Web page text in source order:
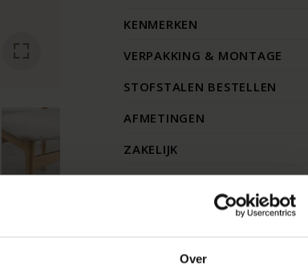
Over
KENMERKEN
VERPAKKING & MONTAGE
STOFSTALEN BESTELLEN
AFMETINGEN
ZAKELIJK
OOK MOOI